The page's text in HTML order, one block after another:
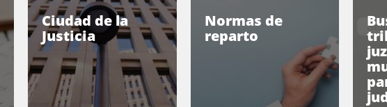
Ciudad de la
Justicia
Normas de
reparto